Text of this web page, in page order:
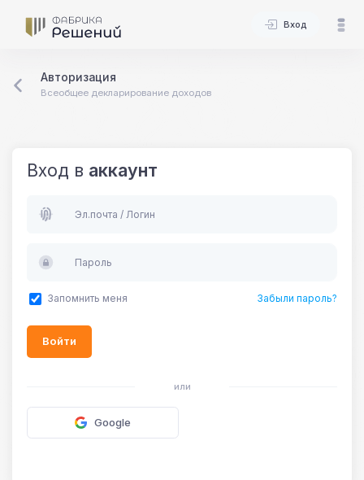
Вход
Авторизация
Всеобщее декларирование доходов
Вход в аккаунт
Эл.почта / Логин
Пароль
Запомнить меня Забыли пароль?
Войти
или
Google